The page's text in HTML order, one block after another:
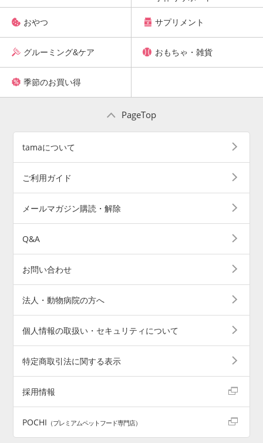
おやつ サプリメント
グルーミング&ケア おもちゃ・雑貨
季節のお買い得
PageTop
tamaについて
ご利用ガイド
メールマガジン購読・解除
Q&A
お問い合わせ
法人・動物病院の方へ
個人情報の取扱い・セキュリティについて
特定商取引法に関する表示
採用情報
POCHI （プレミアムペットフード専門店）